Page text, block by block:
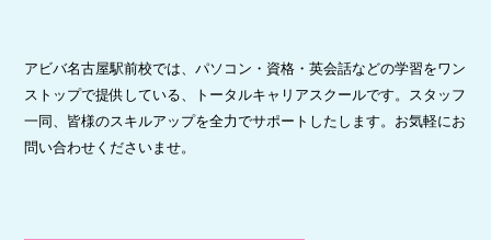
アビバ名古屋駅前校では、パソコン・資格・英会話などの学習をワン
ストップで提供している、トータルキャリアスクールです。スタッフ
一同、皆様のスキルアップを全力でサポートしたします。お気軽にお
問い合わせくださいませ。